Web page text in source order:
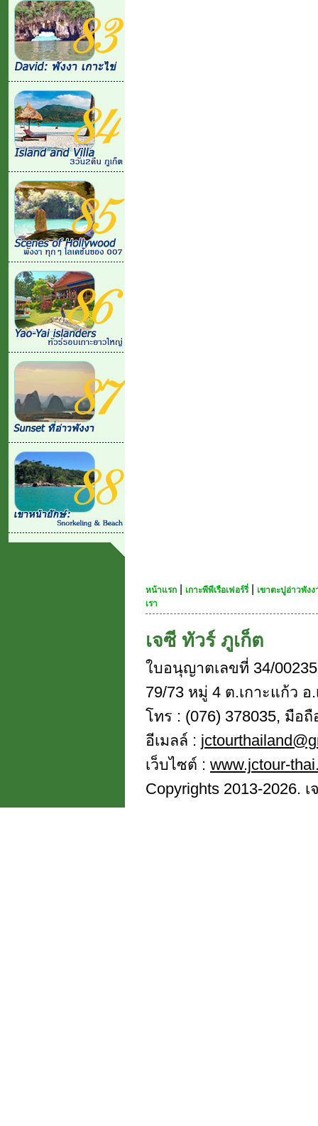
หน้าแรก เกาะพีพีเรือเฟอร์รี่|
เขาตะปูอ่าวพัง
เรา
เจซี ทัวร์ ภูเก็ต
ใบอนุญาตเลขที่ 34/
79/73 หมู่ 4 ต.เกาะแก้ว อ
โทร : (076) 378035, มือ
อีเมลล์ :
เว็บไซต์ : www.jctour-
Copyrights 2013-2026.